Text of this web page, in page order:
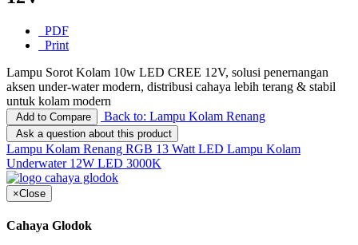
PDF
Print
Lampu Sorot Kolam 10w LED CREE 12V, solusi penernangan
aksen under-water modern, distribusi cahaya lebih terang & stabil
untuk kolam modern
Add to Compare Back to: Lampu Kolam Renang
Ask a question about this product
Lampu Kolam Renang RGB 13 Watt LED Lampu Kolam
Underwater 12W LED 3000K
×Close
Cahaya Glodok